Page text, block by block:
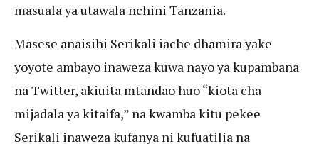
masuala ya utawala nchini Tanzania.
Masese anaisihi Serikali iache dhamira yake
yoyote ambayo inaweza kuwa nayo ya kupambana
na Twitter, akiuita mtandao huo “kiota cha
mijadala ya kitaifa,” na kwamba kitu pekee
Serikali inaweza kufanya ni kufuatilia na